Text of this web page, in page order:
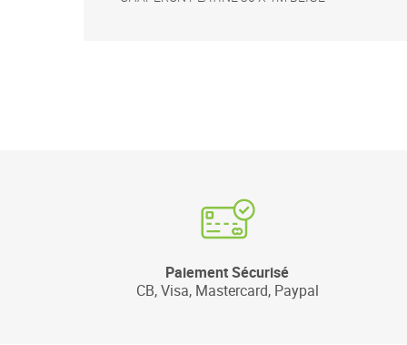
Paiement Sécurisé
CB, Visa, Mastercard, Paypal